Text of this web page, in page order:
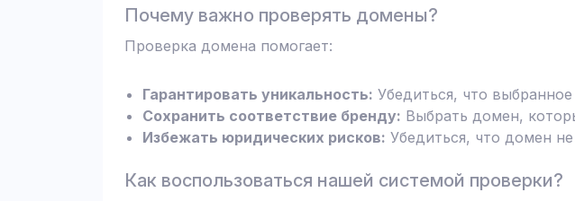
Почему важно проверять домены?
Проверка домена помогает:
Гарантировать уникальность: Убедиться, что
Сохранить соответствие бренду: Выбрать домен,
Избежать юридических рисков: Убедиться, что домен
Как воспользоваться нашей системой проверки?